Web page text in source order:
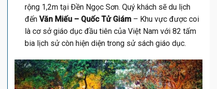
rộng 1,2m tại Đền Ngọc Sơn. Quý khách sẽ du lịch
đếnVăn Miếu – Quốc Tử Giám– Khu vực được coi
là cơ sở giáo dục đầu tiên của Việt Nam với 82 tấm
bia lịch sử còn hiện diện trong sử sách giáo dục.